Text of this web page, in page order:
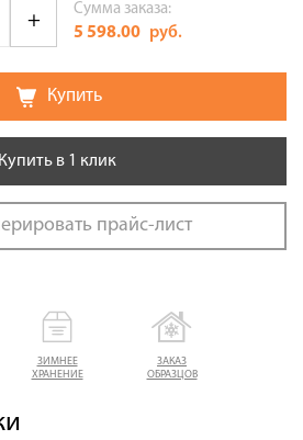
ЗИМНЕЕ
ХРАНЕНИЕ
ЗАКАЗ
ОБРАЗЦОВ
Сумма заказа:
5 598.00 руб.
Купить
Купить в 1 клик
прайс-лист